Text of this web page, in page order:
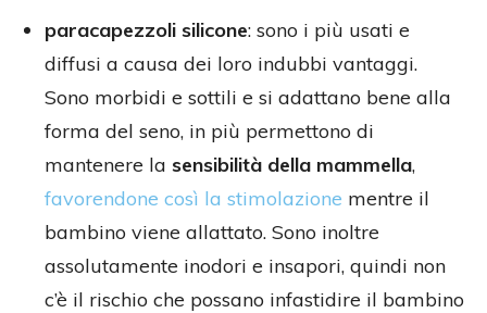
paracapezzoli silicone: sono i più usati e
diffusi a causa dei loro indubbi vantaggi.
Sono morbidi e sottili e si adattano bene alla
forma del seno, in più permettono di
mantenere la sensibilità della mammella,
favorendone così la stimolazione mentre il
bambino viene allattato. Sono inoltre
assolutamente inodori e insapori, quindi non
c’è il rischio che possano infastidire il bambino